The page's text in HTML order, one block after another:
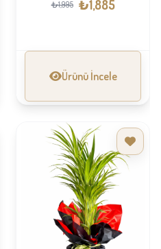
₺1,995 ₺1,885
Ürünü İncele